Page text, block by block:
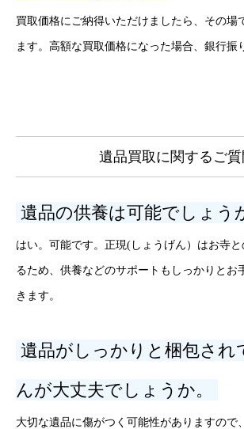
買取価格にご納得いただけましたら、その場
ます。高額な買取価格になった場合、銀行振
遺品買取に関するご質
遺品の供養は可能でしょう
はい。可能です。正現(しょうげん）はお寺
るため、供養などのサポートもしっかりとお
きます。
遺品がしっかりと梱包され
んが大丈夫でしょうか。
大切な遺品に傷がつく可能性がありますので